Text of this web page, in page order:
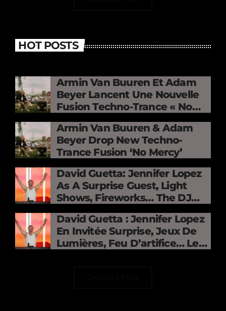
HOT POSTS
Armin Van Buuren Et Adam
Beyer Lancent Une Nouvelle
Fusion Techno-Trance « No
Armin Van Buuren & Adam
Beyer Drop New Techno-
Trance Fusion ‘No Mercy’
David Guetta: Jennifer Lopez
As A Surprise Guest, Light
Shows, Fireworks… The DJ
France
David Guetta : Jennifer Lopez
En Invitée Surprise, Jeux De
Lumières, Feu D’artifice… Le